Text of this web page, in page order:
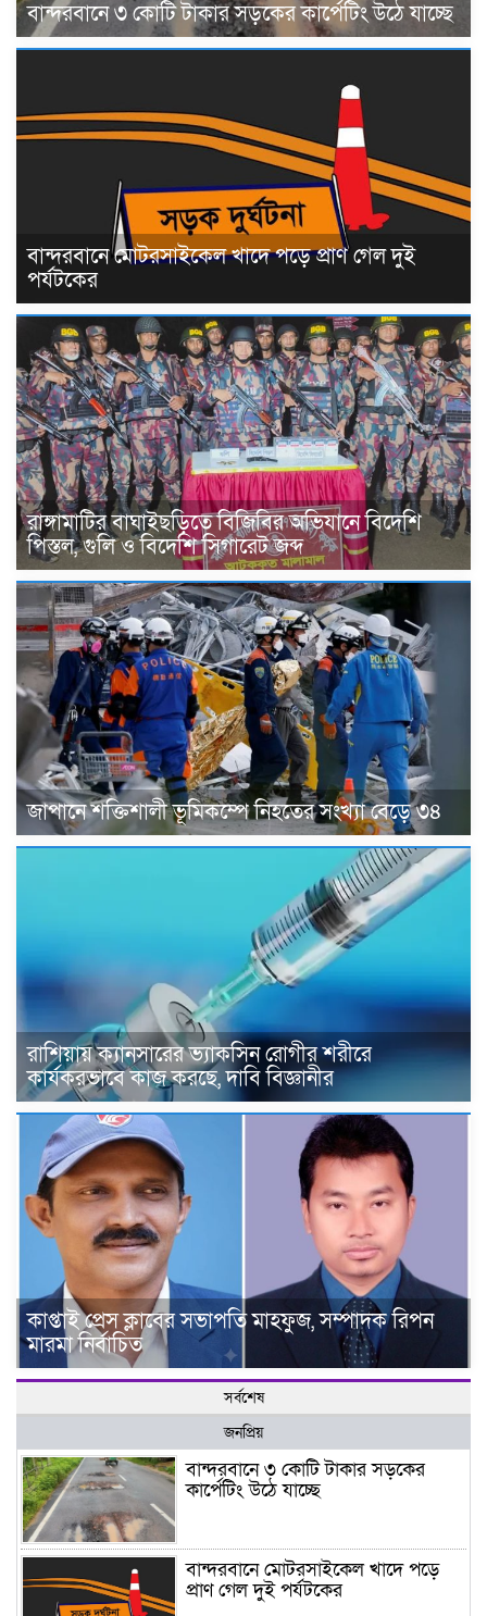
বান্দরবানে ৩ কোটি টাকার সড়কের কার্পেটিং উঠে যাচ্ছে
বান্দরবানে মোটরসাইকেল খাদে পড়ে প্রাণ গেল দুই
পর্যটকের
রাঙ্গামাটির বাঘাইছড়িতে বিজিবির অভিযানে বিদেশি
পিস্তল, গুলি ও বিদেশি সিগারেট জব্দ
জাপানে শক্তিশালী ভূমিকম্পে নিহতের সংখ্যা বেড়ে ৩৪
রাশিয়ায় ক্যানসারের ভ্যাকসিন রোগীর শরীরে
কার্যকরভাবে কাজ করছে, দাবি বিজ্ঞানীর
কাপ্তাই প্রেস ক্লাবের সভাপতি মাহফুজ, সম্পাদক রিপন
মারমা নির্বাচিত
সর্বশেষ
জনপ্রিয়
বান্দরবানে ৩ কোটি টাকার সড়কের
কার্পেটিং উঠে যাচ্ছে
বান্দরবানে মোটরসাইকেল খাদে পড়ে
প্রাণ গেল দুই পর্যটকের